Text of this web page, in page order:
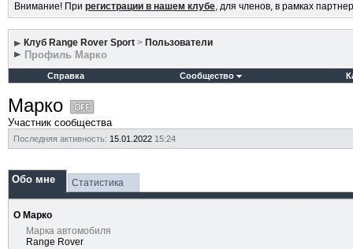
Внимание! При регистрации в нашем клубе, для членов, в рамках
Клуб Range Rover Sport > Пользователи
Профиль Марко
Справка Сообщество
Марко
Участник сообщества
Последняя активность: 15.01.2022 15:24
Обо мне Статистика
О Марко
Марка автомобиля
Range Rover